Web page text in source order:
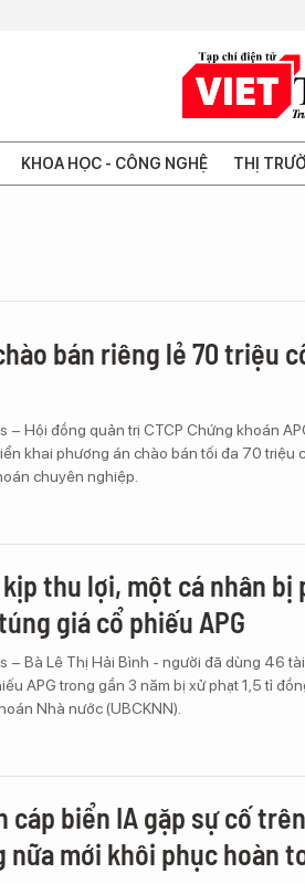
KHOA HỌC - CÔNG NGHỆ THỊ
bán riêng lẻ 70 triệu
– Hội đồng quản trị CTCP Chứng khoán
khai phương án chào bán tối đa 70 triệu
chuyên nghiệp.
kịp thu lợi, một cá nhân bị
giá cổ phiếu APG
– Bà Lê Thị Hải Bình - người đã dùng 46
APG trong gần 3 năm bị xử phạt 1,5 tỉ
Nhà nước (UBCKNN).
cáp biển IA gặp sự cố
nữa mới khôi phục hoàn